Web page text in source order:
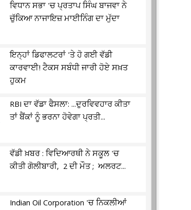
ਵਿਧਾਨ ਸਭਾ 'ਚ ਪ੍ਰਤਾਪ ਸਿੰਘ ਬਾਜਵਾ ਨੇ
ਚੁੱਕਿਆ ਨਾਜਾਇਜ਼ ਮਾਈਨਿੰਗ ਦਾ ਮੁੱਦਾ
ਇਨ੍ਹਾਂ ਡਿਫਾਲਟਰਾਂ 'ਤੇ ਹੋ ਗਈ ਵੱਡੀ
ਕਾਰਵਾਈ! ਟੈਕਸ ਸਬੰਧੀ ਜਾਰੀ ਹੋਏ ਸਖ਼ਤ
ਹੁਕਮ
RBI ਦਾ ਵੱਡਾ ਫੈਸਲਾ: ...ਦੁਰਵਿਵਹਾਰ ਕੀਤਾ
ਤਾਂ ਬੈਂਕਾਂ ਨੂੰ ਭਰਨਾ ਹੋਵੇਗਾ ਪ੍ਰਤੀ...
ਵੱਡੀ ਖ਼ਬਰ : ਵਿਦਿਆਰਥੀ ਨੇ ਸਕੂਲ 'ਚ
ਕੀਤੀ ਗੋਲੀਬਾਰੀ, 2 ਦੀ ਮੌਤ ; ਅਲਰਟ...
Indian Oil Corporation 'ਚ ਨਿਕਲੀਆਂ